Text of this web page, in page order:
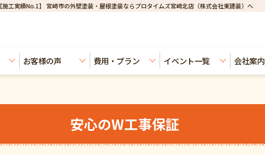
【施工実績No.1】 宮崎市の外壁塗装・屋根塗装ならプロタイムズ宮崎北店（株式会社東建装）へ
お客様の声 費用・プラン イベント一覧 会社案内
安心のW工事保証